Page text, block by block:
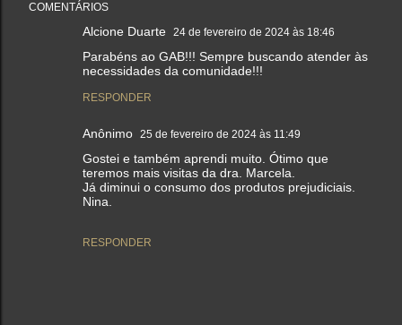
COMENTÁRIOS
Alcione Duarte 24 de fevereiro de 2024 às 18:46
Parabéns ao GAB!!! Sempre buscando atender às
necessidades da comunidade!!!
RESPONDER
Anônimo 25 de fevereiro de 2024 às 11:49
Gostei e também aprendi muito. Ótimo que
teremos mais visitas da dra. Marcela.
Já diminui o consumo dos produtos prejudiciais.
Nina.
RESPONDER